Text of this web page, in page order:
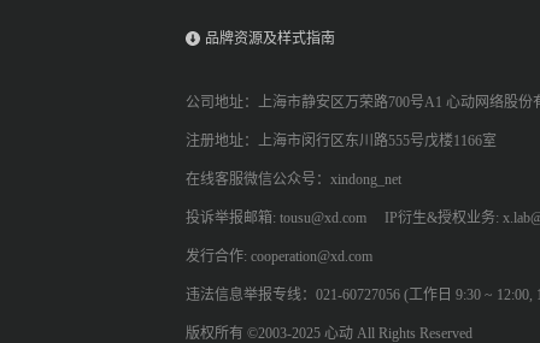
品牌资源及样式指南
公司地址：上海市静安区万荣路700号A1 心动网络股份
注册地址：上海市闵行区东川路555号戊楼1166室
在线客服微信公众号：xindong_net
投诉举报邮箱: tousu@xd.com IP衍生&授权业务:
发行合作: cooperation@xd.com
违法信息举报专线：021-60727056 (工作日 9:30 ~ 12:00,
版权所有 ©2003-2025 心动 All Rights Reserved